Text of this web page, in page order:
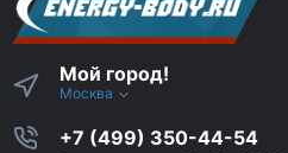
Мой город!
Москва
+7 (499) 350-44-54